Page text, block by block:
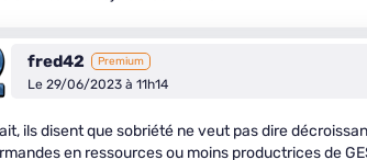
fred42 Premium
Le 29/06/2023 à 11h14
ils disent que sobriété ne veut pas dire
en ressources ou moins productrices de